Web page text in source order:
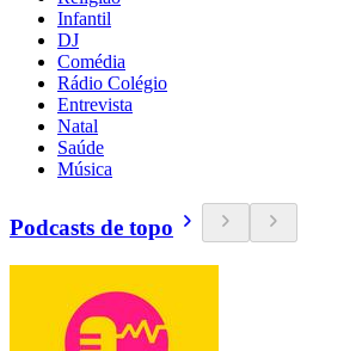
Infantil
DJ
Comédia
Rádio Colégio
Entrevista
Natal
Saúde
Música
Podcasts de topo